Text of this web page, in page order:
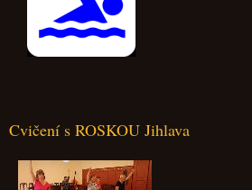
Cvičení s ROSKOU Jihlava